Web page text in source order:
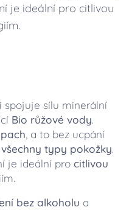
je ideální pro citlivou
spojuje sílu minerální
Bio růžové vody.
, a to bez ucpání
všechny typy pokožky.
je ideální pro citlivou
bez alkoholu a